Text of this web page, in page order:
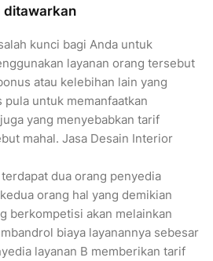
ditawarkan
kunci bagi Anda untuk
layanan orang tersebut
atau kelebihan lain yang
untuk memanfaatkan
yang menyebabkan tarif
mahal. Jasa Desain Interior
dua orang penyedia
orang hal yang demikian
berkompetisi akan melainkan
biaya layanannya sebesar
layanan B memberikan tarif